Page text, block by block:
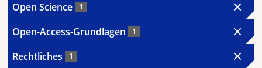
Open Science 1
Open-Access-Grundlagen 1
Rechtliches 1